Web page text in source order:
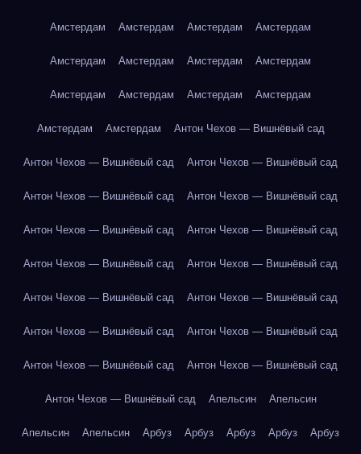
Амстердам Амстердам Амстердам Амстердам
Амстердам Амстердам Амстердам Амстердам
Амстердам Амстердам Амстердам Амстердам
Амстердам Амстердам Антон Чехов — Вишнёвый сад
Антон Чехов — Вишнёвый сад Антон Чехов — Вишнёвый сад
Антон Чехов — Вишнёвый сад Антон Чехов — Вишнёвый сад
Антон Чехов — Вишнёвый сад Антон Чехов — Вишнёвый сад
Антон Чехов — Вишнёвый сад Антон Чехов — Вишнёвый сад
Антон Чехов — Вишнёвый сад Антон Чехов — Вишнёвый сад
Антон Чехов — Вишнёвый сад Антон Чехов — Вишнёвый сад
Антон Чехов — Вишнёвый сад Антон Чехов — Вишнёвый сад
Антон Чехов — Вишнёвый сад Апельсин Апельсин
Апельсин Апельсин Арбуз Арбуз Арбуз Арбуз Арбуз